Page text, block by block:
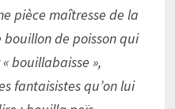
pièce maîtresse de la
de poisson qui
bouillabaisse »,
fantaisistes qu’on lui